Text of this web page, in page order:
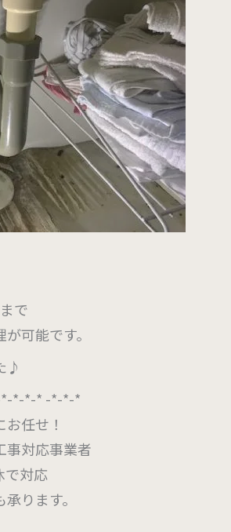
で
可能です。
♪
*-*-* -*-*-*
任せ！
事対応事業者
で対応
ります。